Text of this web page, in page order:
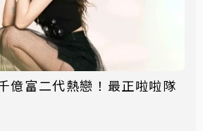
億富二代熱戀！最正啦啦隊